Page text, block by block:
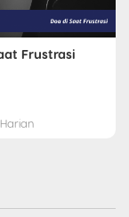
Frustrasi